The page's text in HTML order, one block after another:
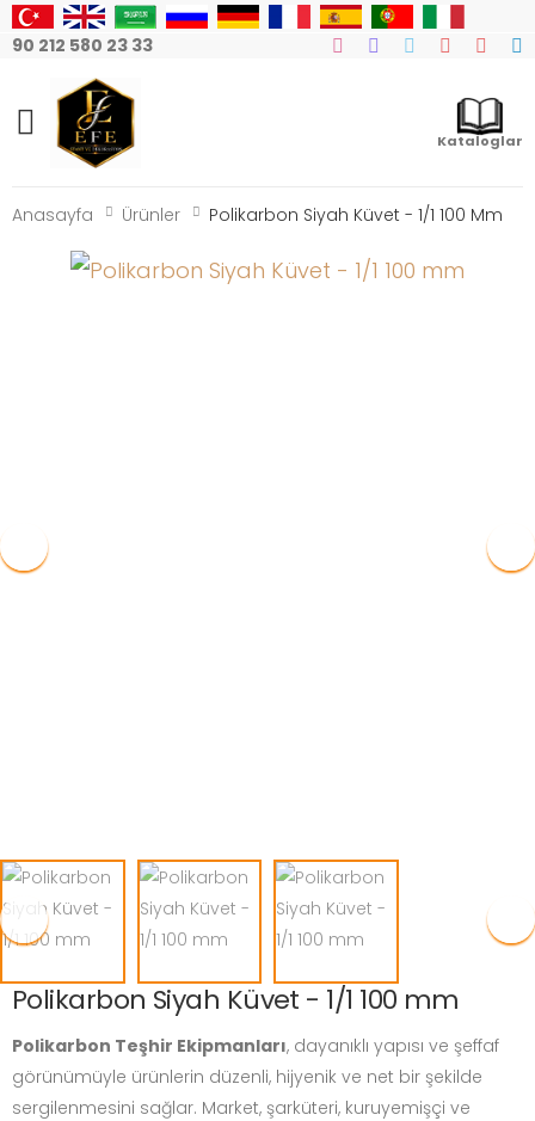
90 212 580 23 33
Mobile Menu Kataloglar
Anasayfa Ürünler Polikarbon Siyah Küvet - 1/1 100 Mm
Polikarbon Siyah Küvet - 1/1 100 mm
Polikarbon Teşhir Ekipmanları, dayanıklı yapısı ve şeffaf
görünümüyle ürünlerin düzenli, hijyenik ve net bir şekilde
sergilenmesini sağlar. Market, şarküteri, kuruyemişçi ve